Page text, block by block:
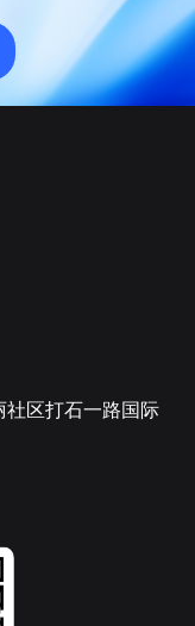
社区打石一路国际